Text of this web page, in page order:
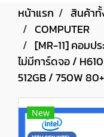
หน้าแรก สินค้า
COMPUTER
[MR-11] คอมปร
ไม่มีการ์ดจอ /
512GB / 750W
New